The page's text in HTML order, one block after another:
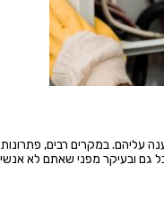
עליהם. במקרים רבים,
גם ובעיקר מפני שאתם לא